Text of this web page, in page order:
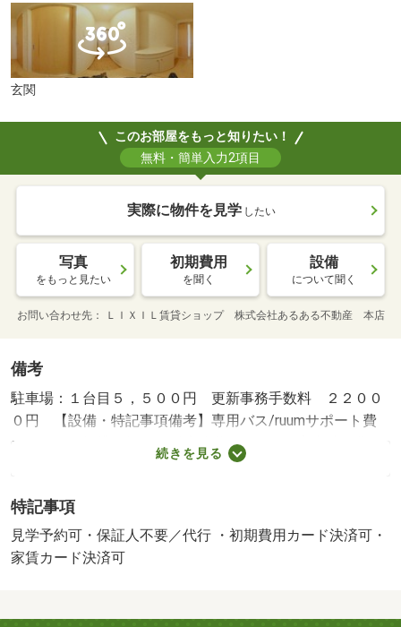
玄関
このお部屋をもっと知りたい！
無料・簡単入力2項目
実際に物件を見学 したい
写真
をもっと見たい
初期費用
を聞く
設備
について聞く
お問い合わせ先 ＬＩＸＩＬ賃貸ショップ 株式会社あるある不動産 本店
備考
駐車場：１台目５，５００円 更新事務手数料 ２２００
０円 【設備・特記事項備考】専用バス/ruumサポート費
用 1980円/賃貸戸数:8戸/鍵交換費用:3300円/室内清掃費
続きを見る
特記事項
見学予約可・保証人不要／代行 ・初期費用カード決済可・
家賃カード決済可